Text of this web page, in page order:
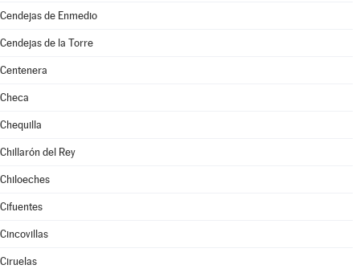
Cendejas de Enmedio
Cendejas de la Torre
Centenera
Checa
Chequilla
Chillarón del Rey
Chiloeches
Cifuentes
Cincovillas
Ciruelas